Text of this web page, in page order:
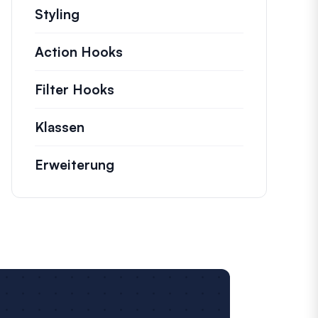
Styling
Action Hooks
Filter Hooks
Klassen
Erweiterung